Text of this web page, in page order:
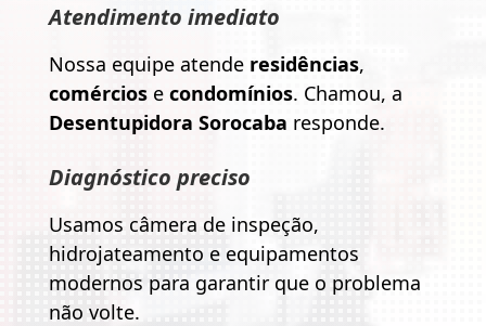
Atendimento imediato
Nossa equipe atende residências,
comérciose condomínios. Chamou, a
Desentupidora Sorocaba responde.
Diagnóstico preciso
Usamos câmera de inspeção,
hidrojateamento e equipamentos
modernos para garantir que o problema
não volte.